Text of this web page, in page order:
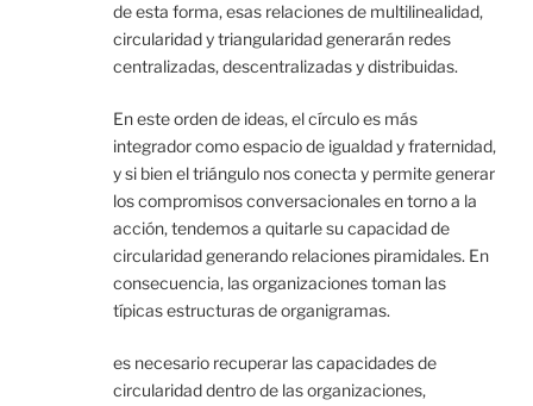
de esta forma, esas relaciones de multilinealidad,
circularidad y triangularidad generarán redes
centralizadas, descentralizadas y distribuidas.
En este orden de ideas, el círculo es más
integrador como espacio de igualdad y fraternidad,
y si bien el triángulo nos conecta y permite generar
los compromisos conversacionales en torno a la
acción, tendemos a quitarle su capacidad de
circularidad generando relaciones piramidales. En
consecuencia, las organizaciones toman las
típicas estructuras de organigramas.
es necesario recuperar las capacidades de
circularidad dentro de las organizaciones,